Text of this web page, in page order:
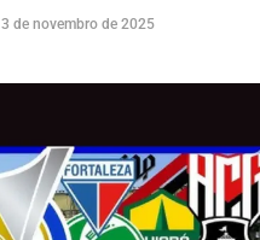
3 de novembro de 2025